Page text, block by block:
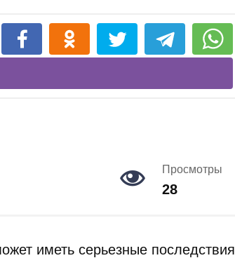
Просмотры
28
иметь серьезные последствия